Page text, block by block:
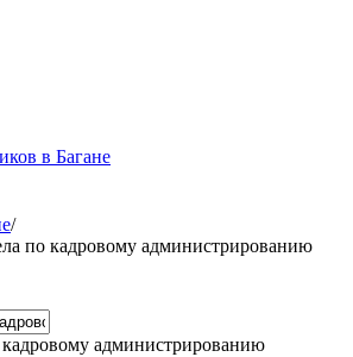
в Багане
/
по кадровому администрированию
кадровому администрированию